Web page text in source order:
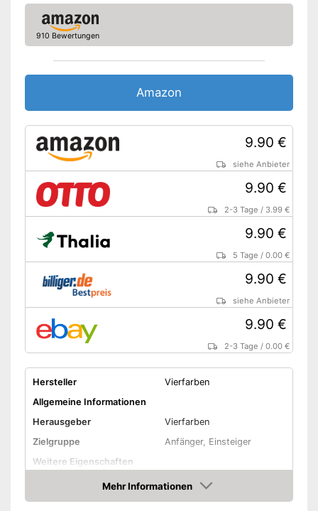
910 Bewertungen
Amazon
9.90 €
siehe Anbieter
9.90 €
2-3 Tage / 3.99 €
9.90 €
5 Tage /0.00 €
9.90 €
siehe Anbieter
9.90 €
2-3 Tage /0.00 €
Hersteller
Vierfarben
Allgemeine Informationen
Herausgeber
Vierfarben
Zielgruppe
Anfänger, Einsteiger
Weitere Eigenschaften
Amazon Lieferzeit
siehe Anbieter
Mehr Informationen
Amazon